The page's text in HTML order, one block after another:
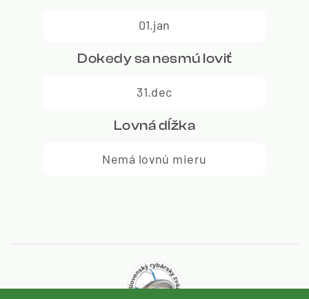
01.jan
Dokedy sa nesmú loviť
31.dec
Lovná dĺžka
Nemá lovnú mieru